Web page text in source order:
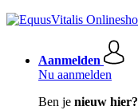
Aanmelden
Nu aanmelden
Ben je nieuw hier?